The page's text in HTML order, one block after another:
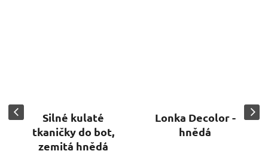
Silné kulaté
tkaničky do bot,
zemitá hnědá
Lonka Decolor -
hnědá